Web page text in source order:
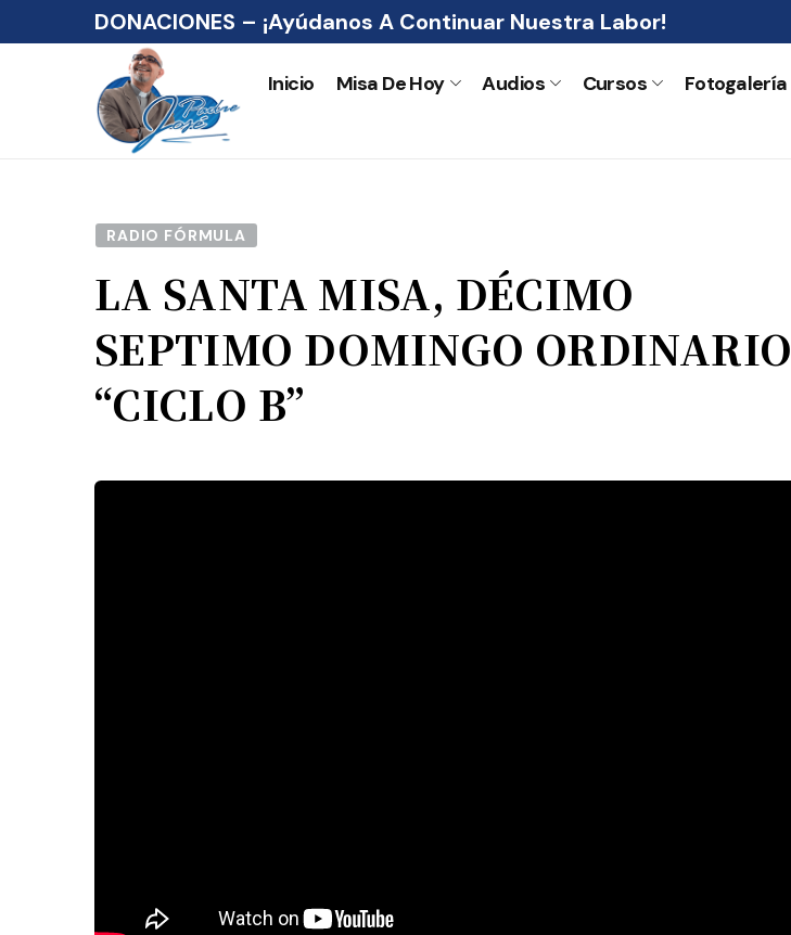
DONACIONES – ¡Ayúdanos A Continuar Nuestra Labor!
Inicio Misa De Hoy Audios Cursos Fotogalería
RADIO FÓRMULA
LA SANTA MISA, DÉCIMO
SEPTIMO DOMINGO ORDINARIO
“CICLO B”